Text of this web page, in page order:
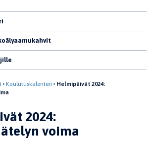
Koulutuskalenteri
Helmipäivät 2024:
2024:
voima